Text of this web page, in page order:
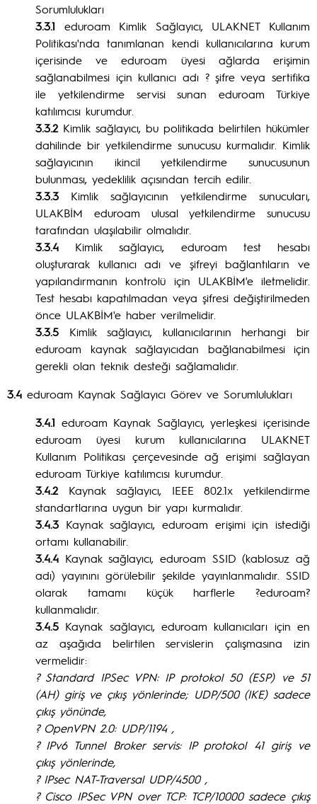
Sorumlulukları
3.3.1 eduroam Kimlik Sağlayıcı, ULAKNET Kullanım
Politikası'nda tanımlanan kendi kullanıcılarına kurum
içerisinde ve eduroam üyesi ağlarda erişimin
sağlanabilmesi için kullanıcı adı ? şifre veya sertifika
ile yetkilendirme servisi sunan eduroam Türkiye
katılımcısı kurumdur.
3.3.2 Kimlik sağlayıcı, bu politikada belirtilen hükümler
dahilinde bir yetkilendirme sunucusu kurmalıdır. Kimlik
sağlayıcının ikincil yetkilendirme sunucusunun
bulunması, yedeklilik açısından tercih edilir.
3.3.3 Kimlik sağlayıcının yetkilendirme sunucuları,
ULAKBİM eduroam ulusal yetkilendirme sunucusu
tarafından ulaşılabilir olmalıdır.
3.3.4 Kimlik sağlayıcı, eduroam test hesabı
oluşturarak kullanıcı adı ve şifreyi bağlantıların ve
yapılandırmanın kontrolü için ULAKBİM'e iletmelidir.
Test hesabı kapatılmadan veya şifresi değiştirilmeden
önce ULAKBİM'e haber verilmelidir.
3.3.5 Kimlik sağlayıcı, kullanıcılarının herhangi bir
eduroam kaynak sağlayıcıdan bağlanabilmesi için
gerekli olan teknik desteği sağlamalıdır.
3.4 eduroam Kaynak Sağlayıcı Görev ve Sorumlulukları
3.4.1 eduroam Kaynak Sağlayıcı, yerleşkesi içerisinde
eduroam üyesi kurum kullanıcılarına ULAKNET
Kullanım Politikası çerçevesinde ağ erişimi sağlayan
eduroam Türkiye katılımcısı kurumdur.
3.4.2 Kaynak sağlayıcı, IEEE 802.1x yetkilendirme
standartlarına uygun bir yapı kurmalıdır.
3.4.3 Kaynak sağlayıcı, eduroam erişimi için istediği
ortamı kullanabilir.
3.4.4 Kaynak sağlayıcı, eduroam SSID (kablosuz ağ
adı) yayınını görülebilir şekilde yayınlanmalıdır. SSID
olarak tamamı küçük harflerle ?eduroam?
kullanmalıdır.
3.4.5 Kaynak sağlayıcı, eduroam kullanıcıları için en
az aşağıda belirtilen servislerin çalışmasına izin
vermelidir:
? Standard IPSec VPN: IP protokol 50 (ESP) ve 51
(AH) giriş ve çıkış yönlerinde; UDP/500 (IKE) sadece
çıkış yönünde,
? OpenVPN 2.0: UDP/1194 ,
? IPv6 Tunnel Broker servis: IP protokol 41 giriş ve
çıkış yönlerinde,
? IPsec NAT-Traversal UDP/4500 ,
? Cisco IPSec VPN over TCP: TCP/10000 sadece çıkış